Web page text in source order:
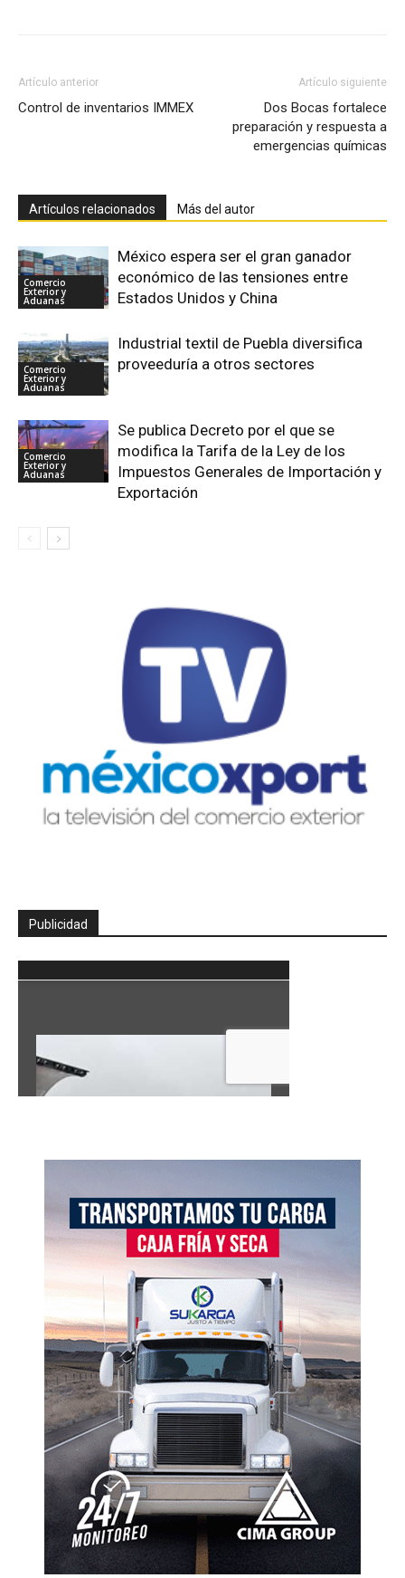
Artículo anterior
Control de inventarios IMMEX
Artículo siguiente
Dos Bocas fortalece
preparación y respuesta a
emergencias químicas
Artículos relacionados Más del autor
Comercio
Exterior y
Aduanas
México espera ser el gran ganador
económico de las tensiones entre
Estados Unidos y China
Comercio
Exterior y
Aduanas
Industrial textil de Puebla diversifica
proveeduría a otros sectores
Comercio
Exterior y
Aduanas
Se publica Decreto por el que se
modifica la Tarifa de la Ley de los
Impuestos Generales de Importación y
Exportación
Publicidad